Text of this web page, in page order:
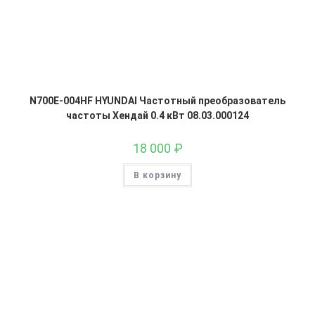
N700E-004HF HYUNDAI Частотный преобразователь
частоты Хендай 0.4 кВт 08.03.000124
18 000 ₽
В корзину